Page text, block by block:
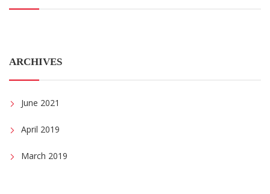
ARCHIVES
June 2021
April 2019
March 2019